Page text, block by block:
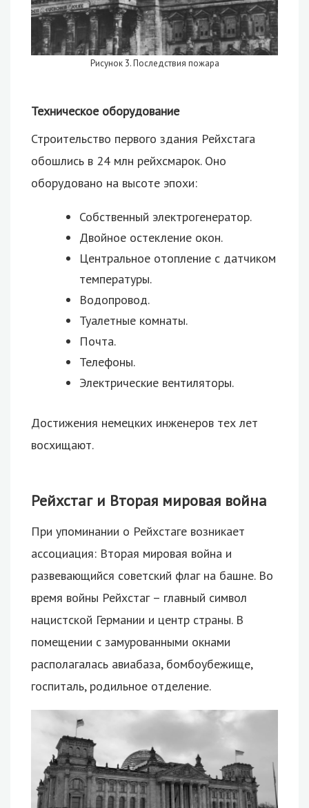
Рисунок 3. Последствия пожара
Техническое оборудование
Строительство первого здания Рейхстага
обошлись в 24 млн рейхсмарок. Оно
оборудовано на высоте эпохи:
Собственный электрогенератор.
Двойное остекление окон.
Центральное отопление с датчиком
температуры.
Водопровод.
Туалетные комнаты.
Почта.
Телефоны.
Электрические вентиляторы.
Достижения немецких инженеров тех лет
восхищают.
Рейхстаг и Вторая мировая война
При упоминании о Рейхстаге возникает
ассоциация: Вторая мировая война и
развевающийся советский флаг на башне. Во
время войны Рейхстаг – главный символ
нацистской Германии и центр страны. В
помещении с замурованными окнами
располагалась авиабаза, бомбоубежище,
госпиталь, родильное отделение.